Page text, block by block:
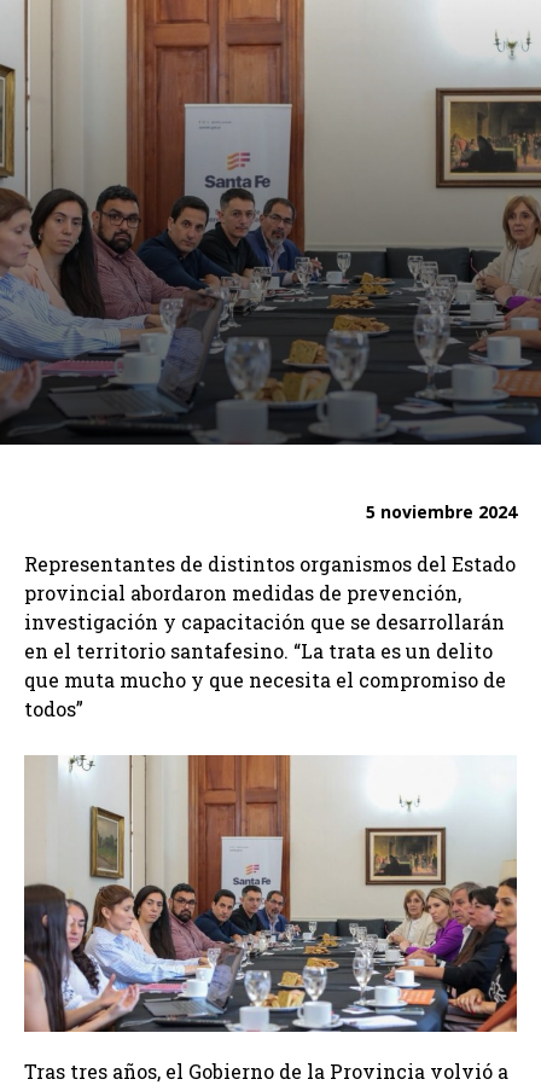
5 noviembre 2024
Representantes de distintos organismos del Estado
provincial abordaron medidas de prevención,
investigación y capacitación que se desarrollarán
en el territorio santafesino. “La trata es un delito
que muta mucho y que necesita el compromiso de
todos”
Tras tres años, el Gobierno de la Provincia volvió a